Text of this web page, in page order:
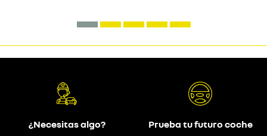
¿Necesitas algo?
Prueba tu futuro coche